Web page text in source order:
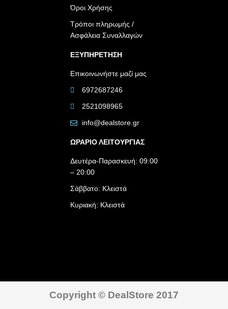
Όροι Χρήσης
Τρόποι πληρωμής /
Ασφάλεια Συναλλαγών
ΕΞΥΠΗΡΕΤΗΣΗ
Επικοινωνήστε μαζί μας
6972687246
2521098965
info@dealstore.gr
ΩΡΑΡΙΟ ΛΕΙΤΟΥΡΓΙΑΣ​
Δευτέρα-Παρασκευή: 09:00
– 20:00
Σάββατο: Κλειστά
Κυριακή: Κλειστά
Copyright © DealStore 2017